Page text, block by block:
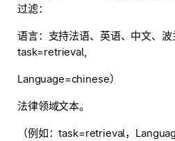
过滤：
语言：支持法语、英语、中文、波
task=retrieval,
Language=chinese）
法律领域文本。
（例如：task=retrieval，